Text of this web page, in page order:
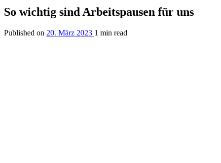
So wichtig sind Arbeitspausen für uns
Published on 20. März 2023 1 min read